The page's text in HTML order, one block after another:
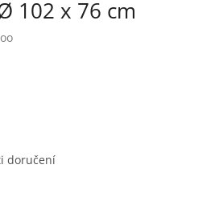
102 x 76 cm
doručení